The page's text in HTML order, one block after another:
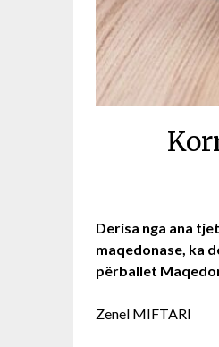
Derisa nga ana
maqedonase, ka
përballet
Zenel MIFTARI